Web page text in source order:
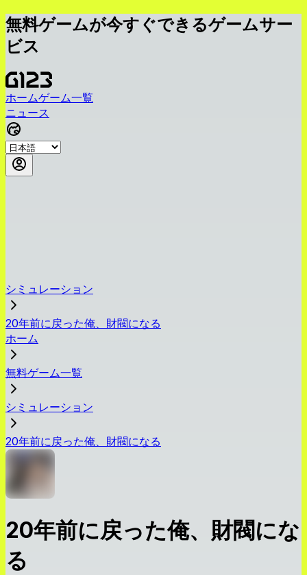
無料ゲームが今すぐできるゲームサー
ビス
ホームゲーム一覧
ニュース
シミュレーション
20年前に戻った俺、財閥になる
ホーム
無料ゲーム一覧
シミュレーション
20年前に戻った俺、財閥になる
20年前に戻った俺、財閥にな
る